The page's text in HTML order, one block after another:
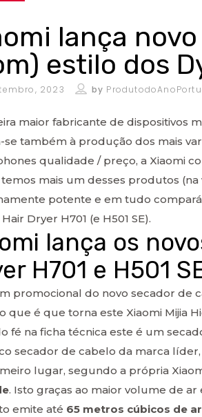
lança
estilo dos
2023 by
maior fabricante de dispositivos
se também à produção dos mais
qualidade / preço, a Xiaomi
temos mais um desses produtos
potente e em tudo
Dryer H701 (e H501 SE).
lança os
H701 e H501
promocional do novo secador de
que é que torna este Xiaomi Mijia
fé na ficha técnica este é um
secador de cabelo da marca líder,
lugar, segundo a própria
. Isto graças ao maior volume de
emite até 65 metros cúbicos de